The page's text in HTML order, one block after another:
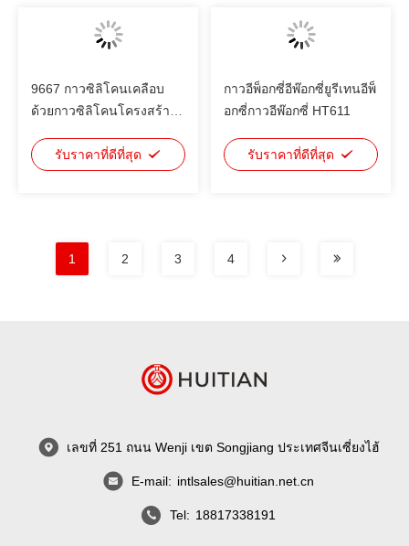
9667 กาวซิลิโคนเคลือบ
ด้วยกาวซิลิโคนโครงสร้าง
รับราคาที่ดีที่สุด
กาวอีพ็อกซี่อีพ๊อกซี่ยูรีเทนอีพ็
อกซี่กาวอีพ๊อกซี่ HT611
รับราคาที่ดีที่สุด
1 2 3 4
เลขที่ 251 ถนน Wenji เขต Songjiang ประเทศจีนเซี่ยงไฮ้
E-mail: intlsales@huitian.net.cn
Tel: 18817338191